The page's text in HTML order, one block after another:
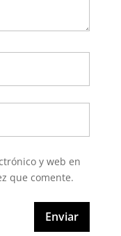
y web en
que comente.
Enviar